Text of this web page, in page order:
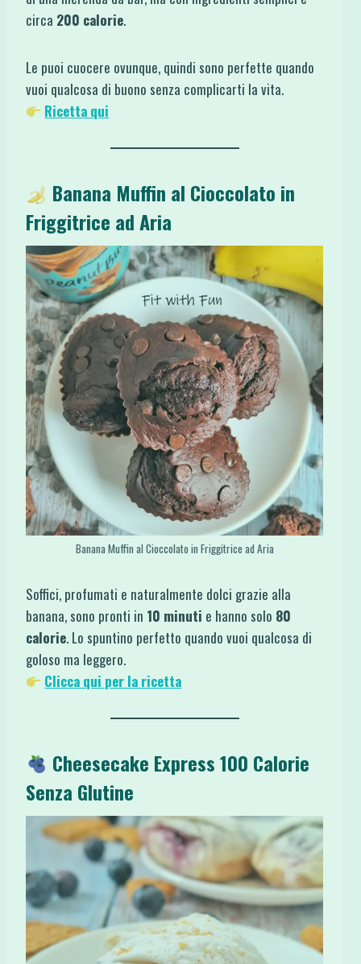
circa 200 calorie.
Le puoi cuocere ovunque, quindi sono perfette quando
vuoi qualcosa di buono senza complicarti la vita.
Ricetta qui
Banana Muffin al Cioccolato in
Friggitrice ad Aria
Banana Muffin al Cioccolato in Friggitrice ad Aria
Soffici, profumati e naturalmente dolci grazie alla
banana, sono pronti in 10 minuti e hanno solo 80
calorie. Lo spuntino perfetto quando vuoi qualcosa di
goloso ma leggero.
Clicca qui per la ricetta
Cheesecake Express 100 Calorie
Senza Glutine